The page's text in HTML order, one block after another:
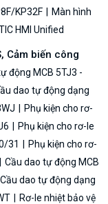
KP32F
Màn hình
HMI Unified
Cảm biến công
động MCB 5TJ3 -
dao tự động dạng
Phụ kiện cho rơ-
Phụ kiện cho rơ-le
31
Phụ kiện cho rơ-
Cầu dao tự động MCB
Cầu dao tự động dạng
Rơ-le nhiệt bảo vệ